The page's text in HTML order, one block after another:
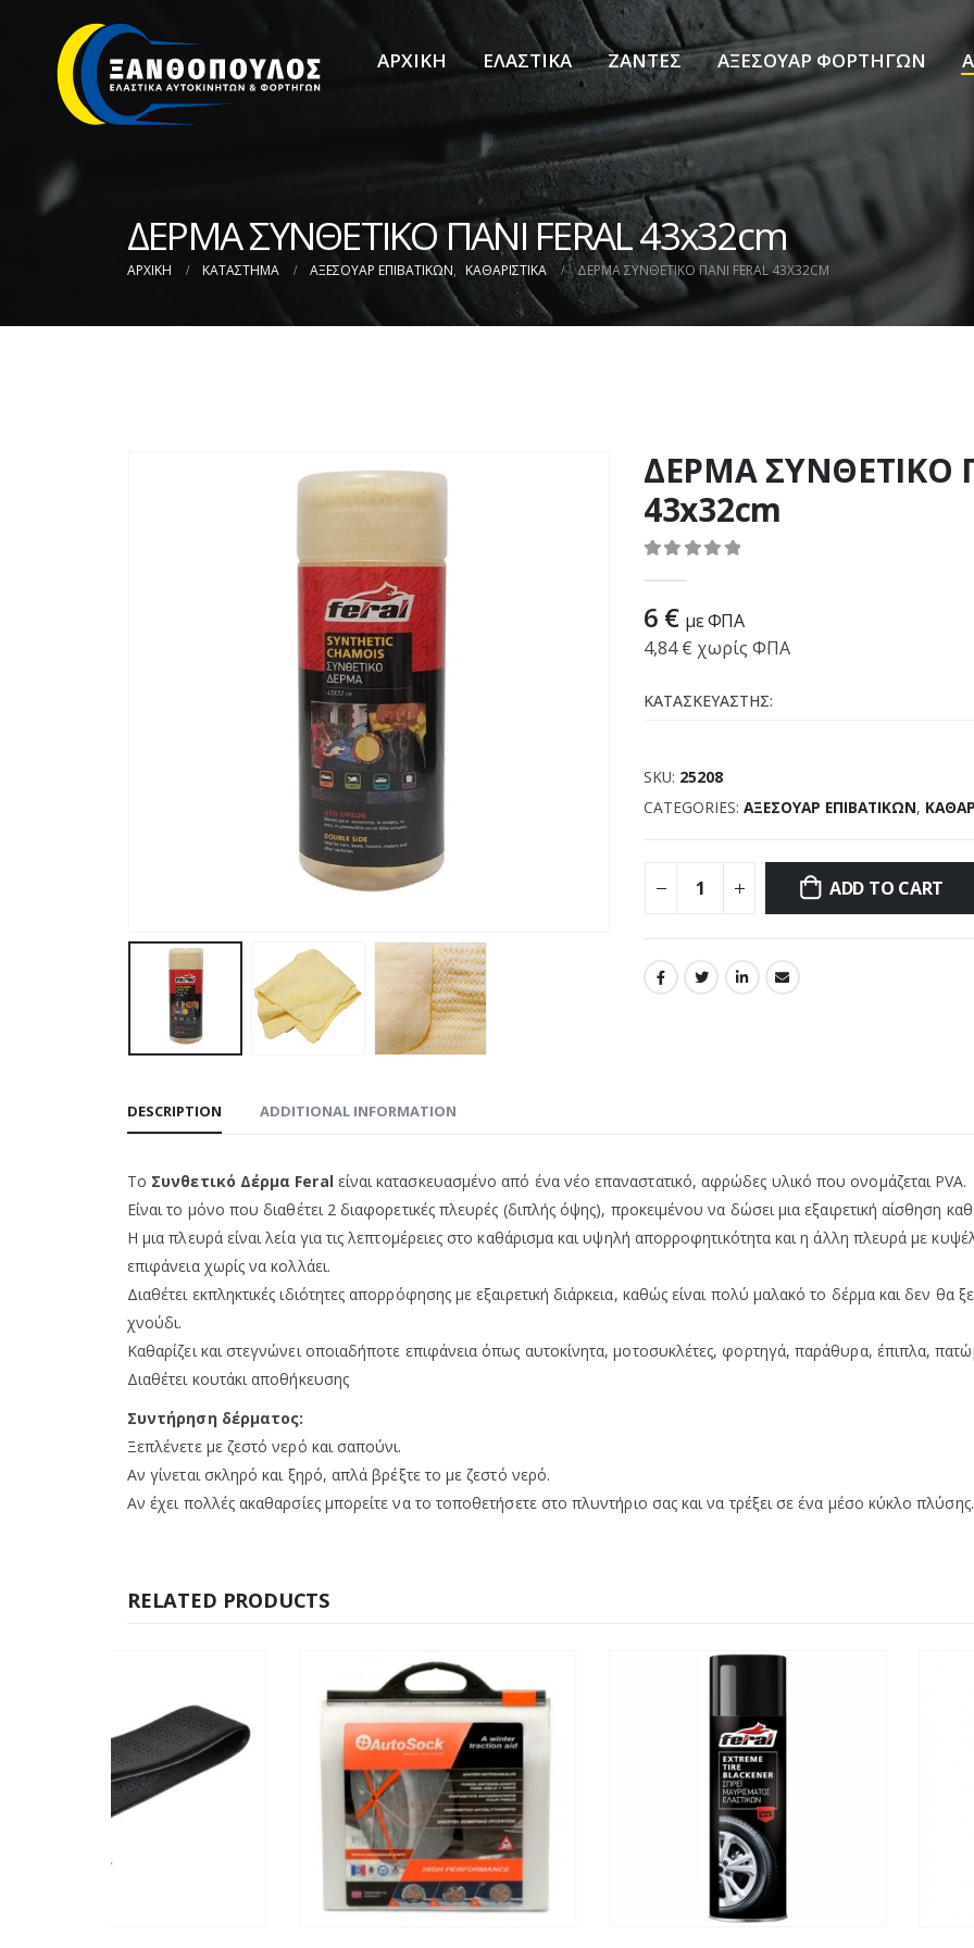
ΑΡΧΙΚΗ ΕΛΑΣΤΙΚΑ ΖΑΝΤΕΣ ΑΞΕΣΟΥΑΡ ΦΟΡΤΗΓΩΝ
ΔΕΡΜΑ ΣΥΝΘΕΤΙΚΟ ΠΑΝΙ FERAL 43x32cm
ΑΡΧΙΚΉ ΚΑΤΆΣΤΗΜΑ ΑΞΕΣΟΥΑΡ ΕΠΙΒΑΤΙΚΩΝ, ΚΑΘΑΡΙΣΤΙΚΑ ΔΕΡΜΑ ΣΥΝΘΕΤΙΚΟ ΠΑΝΙ FERAL 43X32CM
ΔΕΡΜΑ ΣΥΝΘΕΤΙΚΟ
43x32cm
6 € με ΦΠΑ
4,84€ χωρίς ΦΠΑ
ΚΑΤΑΣΚΕΥΑΣΤΗΣ:
SKU: 25208
CATEGORIES: ΑΞΕΣΟΥΑΡ ΕΠΙΒΑΤΙΚΩΝ,
ADD TO CART
DESCRIPTION ADDITIONAL INFORMATION
Το Συνθετικό Δέρμα Feral είναι κατασκευασμένο από ένα νέο επαναστατικό, αφρώδες υλικό που ονομάζεται PVA.
Είναι το μόνο που διαθέτει 2 διαφορετικές πλευρές (διπλής όψης), προκειμένου να δώσει μια εξαιρετική αίσθηση
Η μια πλευρά είναι λεία για τις λεπτομέρειες στο καθάρισμα και υψηλή απορροφητικότητα και η άλλη πλευρά με
επιφάνεια χωρίς να κολλάει.
Διαθέτει εκπληκτικές ιδιότητες απορρόφησης με εξαιρετική διάρκεια, καθώς είναι πολύ μαλακό το δέρμα και δεν θα
χνούδι.
Καθαρίζει και στεγνώνει οποιαδήποτε επιφάνεια όπως αυτοκίνητα, μοτοσυκλέτες, φορτηγά, παράθυρα, έπιπλα,
Διαθέτει κουτάκι αποθήκευσης
Συντήρηση δέρματος:
Ξεπλένετε με ζεστό νερό και σαπούνι.
Αν γίνεται σκληρό και ξηρό, απλά βρέξτε το με ζεστό νερό.
Αν έχει πολλές ακαθαρσίες μπορείτε να το τοποθετήσετε στο πλυντήριο σας και να τρέξει σε ένα μέσο κύκλο πλύσης.
RELATED PRODUCTS